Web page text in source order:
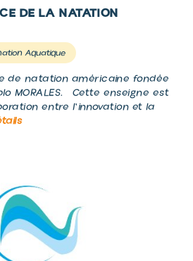
DE LA NATATION
Aquatique
de natation américaine fondée
MORALES. Cette enseigne est
entre l'innovation et la